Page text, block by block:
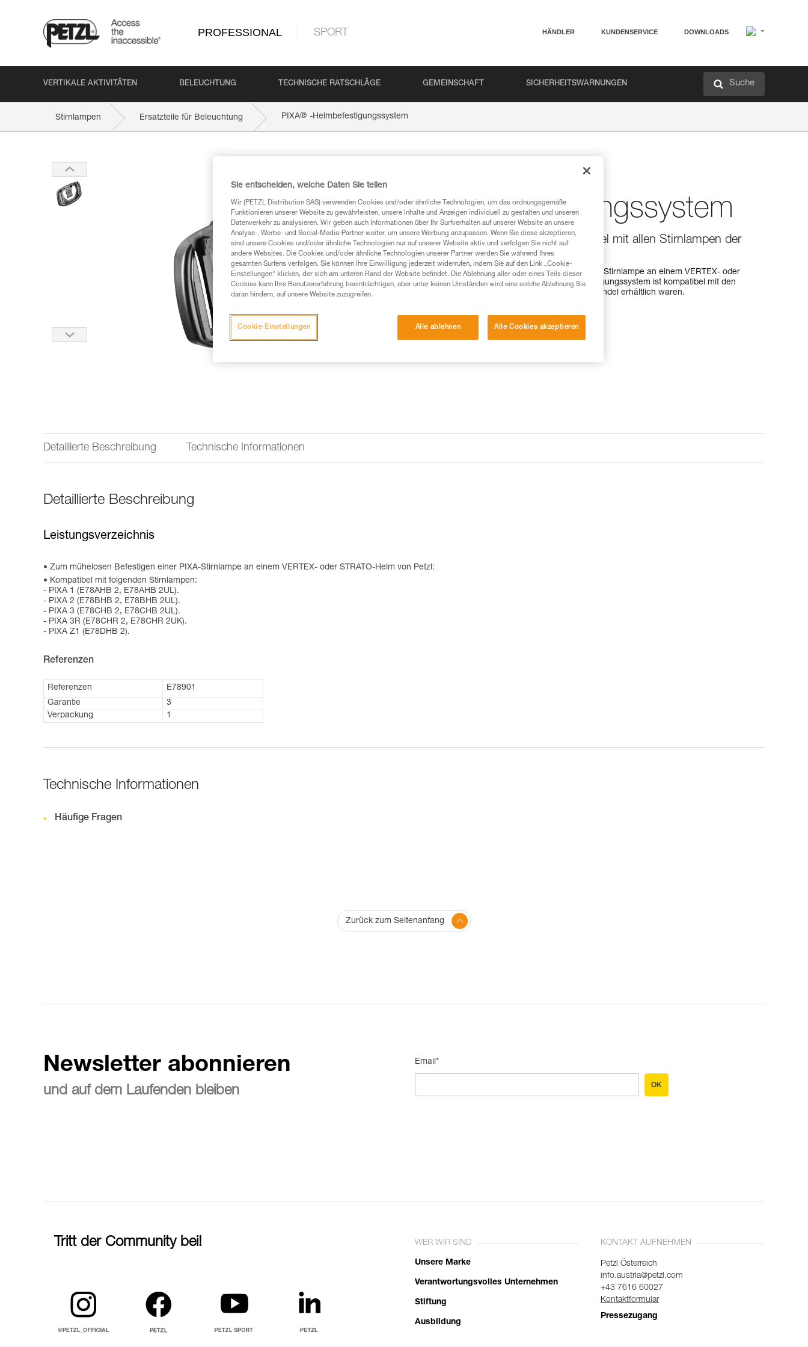
PROFESSIONAL SPORT HÄNDLER KUNDENSERVICE DOWNLOADS
VERTIKALE AKTIVITÄTEN BELEUCHTUNG TECHNISCHE RATSCHLÄGE GEMEINSCHAFT SICHERHEITSWARNUNGEN Suche
Stirnlampen Ersatzteile für Beleuchtung PIXA® -Helmbefestigungssystem
Helmbefestigungssystem
Helmbefestigungssystem kompatibel mit allen Stirnlampen der
PIXA-Reihe
Die Trägerplatte ermöglicht das Anbringen einer Stirnlampe an einem VERTEX- oder
STRATO-Helm von Petzl. Das PIXA-Helmbefestigungssystem ist kompatibel mit den
Stirnlampen der PIXA-Reihe, die vor 2025 im Handel erhältlich waren.
Einen Händler finden
Detaillierte Beschreibung Technische Informationen
Detaillierte Beschreibung
Leistungsverzeichnis
Zum mühelosen Befestigen einer PIXA-Stirnlampe an einem VERTEX- oder STRATO-Helm von Petzl:
Kompatibel mit folgenden Stirnlampen:
- PIXA 1 (E78AHB 2, E78AHB 2UL).
- PIXA 2 (E78BHB 2, E78BHB 2UL).
- PIXA 3 (E78CHB 2, E78CHB 2UL).
- PIXA 3R (E78CHR 2, E78CHR 2UK).
- PIXA Z1 (E78DHB 2).
Referenzen
Referenzen
E78901
Garantie
3
Verpackung
1
Technische Informationen
Häufige Fragen
Zurück zum Seitenanfang
Newsletter abonnieren
und auf dem Laufenden bleiben
Email*
OK
Tritt der Community bei! WER WIR SIND
Unsere Marke
Verantwortungsvolles Unternehmen
Stiftung
Ausbildung
KONTAKT AUFNEHMEN
Petzl Österreich
info.austria@petzl.com
+43 7616 60027
Kontaktformular
Pressezugang
Sie entscheiden, welche Daten Sie teilen
Wir (PETZL Distribution SAS) verwenden Cookies und/oder ähnliche Technologien, um das ordnungsgemäße
Funktionieren unserer Website zu gewährleisten, unsere Inhalte und Anzeigen individuell zu gestalten und unseren
Datenverkehr zu analysieren. Wir geben auch Informationen über Ihr Surfverhalten auf unserer Website an unsere
Analyse-, Werbe- und Social-Media-Partner weiter, um unsere Werbung anzupassen. Wenn Sie diese akzeptieren,
sind unsere Cookies und/oder ähnliche Technologien nur auf unserer Website aktiv und verfolgen Sie nicht auf
andere Websites. Die Cookies und/oder ähnliche Technologien unserer Partner werden Sie während Ihres
gesamten Surfens verfolgen. Sie können Ihre Einwilligung jederzeit widerrufen, indem Sie auf den Link „Cookie-
Einstellungen“ klicken, der sich am unteren Rand der Website befindet. Die Ablehnung aller oder eines Teils dieser
Cookies kann Ihre Benutzererfahrung beeinträchtigen, aber unter keinen Umständen wird eine solche Ablehnung Sie
daran hindern, auf unsere Website zuzugreifen.
Alle ablehnen Alle Cookies akzeptieren
Cookie-Einstellungen